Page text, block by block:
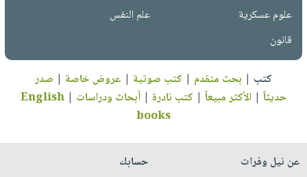
علوم عسكرية
علم النفس
قانون
كتب | بحث متقدم | كتب صوتية | عروض خاصة | صدر
حديثاً |الأكثر مبيعاً | كتب نادرة |أبحاث ودراسات |
English
books
عن نيل وفرات
حسابك